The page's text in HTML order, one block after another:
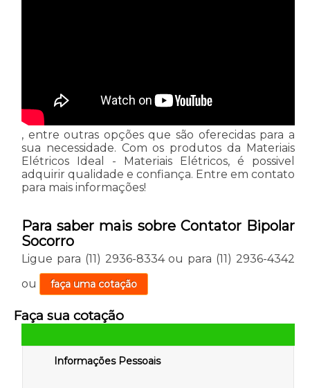
, entre outras opções que são oferecidas para a
sua necessidade. Com os produtos da Materiais
Elétricos Ideal - Materiais Elétricos, é possivel
adquirir qualidade e confiança. Entre em contato
para mais informações!
Para saber mais sobre Contator Bipolar
Socorro
Ligue para (11) 2936-8334ou para (11) 2936-4342
ou
faça uma cotação
Faça sua cotação
Informações Pessoais